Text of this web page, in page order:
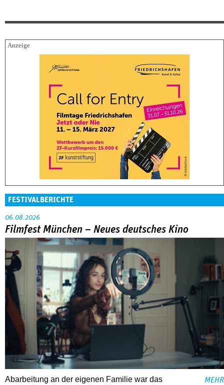
FESTIVALBERICHTE
06.08.2026
Filmfest München – Neues deutsches Kino
Abarbeitung an der eigenen Familie war das
MEHR